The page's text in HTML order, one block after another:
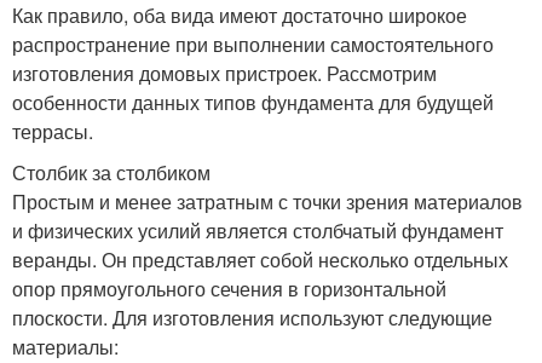
Как правило, оба вида имеют достаточно широкое
распространение при выполнении самостоятельного
изготовления домовых пристроек. Рассмотрим
особенности данных типов фундамента для будущей
террасы.
Столбик за столбиком
Простым и менее затратным с точки зрения материалов
и физических усилий является столбчатый фундамент
веранды. Он представляет собой несколько отдельных
опор прямоугольного сечения в горизонтальной
плоскости. Для изготовления используют следующие
материалы: